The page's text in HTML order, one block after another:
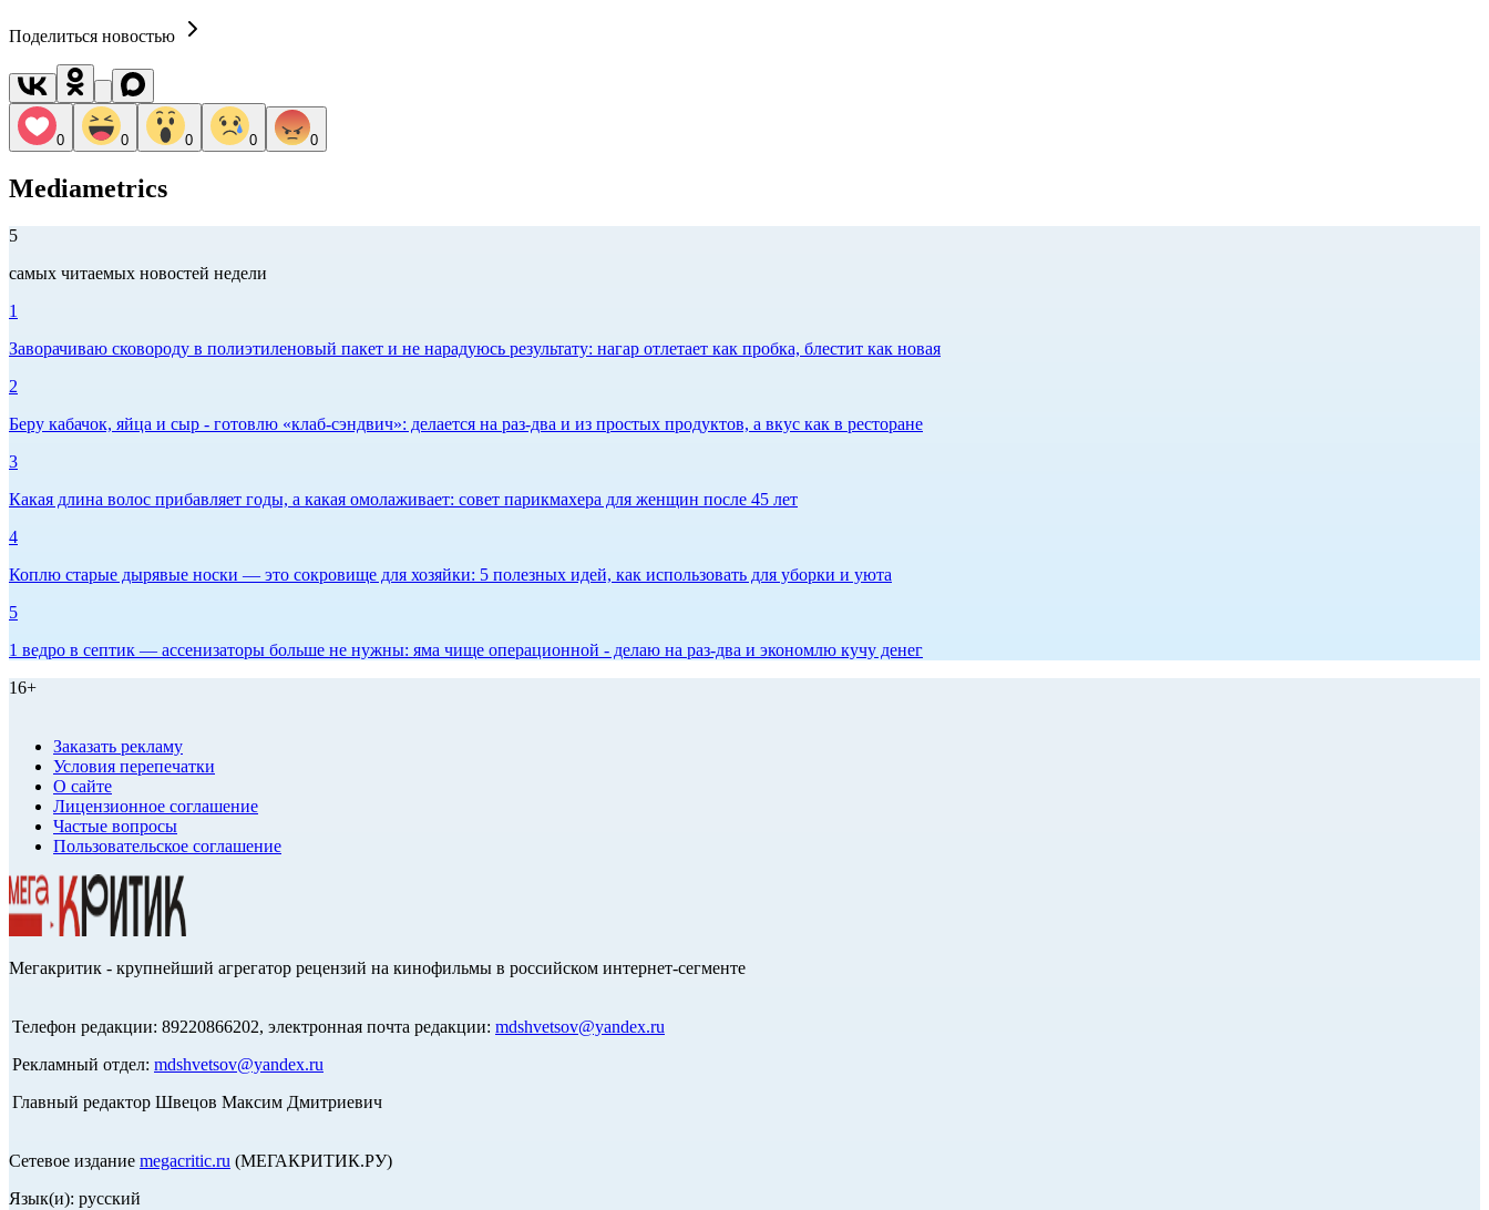
Поделиться новостью
0 0 0 0 0
Mediametrics
5
самых читаемых новостей недели
1
Заворачиваю сковороду в полиэтиленовый пакет и не нарадуюсь результату: нагар отлетает как пробка, блестит как новая
2
Беру кабачок, яйца и сыр - готовлю «клаб-сэндвич»: делается на раз-два и из простых продуктов, а вкус как в ресторане
3
Какая длина волос прибавляет годы, а какая омолаживает: совет парикмахера для женщин после 45 лет
4
Коплю старые дырявые носки — это сокровище для хозяйки: 5 полезных идей, как использовать для уборки и уюта
5
1 ведро в септик — ассенизаторы больше не нужны: яма чище операционной - делаю на раз-два и экономлю кучу денег
16+
Заказать рекламу
Условия перепечатки
О сайте
Лицензионное соглашение
Частые вопросы
Пользовательское соглашение
Мегакритик - крупнейший агрегатор рецензий на кинофильмы в российском интернет-сегменте
Телефон редакции: 89220866202, электронная почта редакции: mdshvetsov@yandex.ru
Рекламный отдел: mdshvetsov@yandex.ru
Главный редактор Швецов Максим Дмитриевич
Сетевое издание megacritic.ru (МЕГАКРИТИК.РУ)
Язык(и): русский